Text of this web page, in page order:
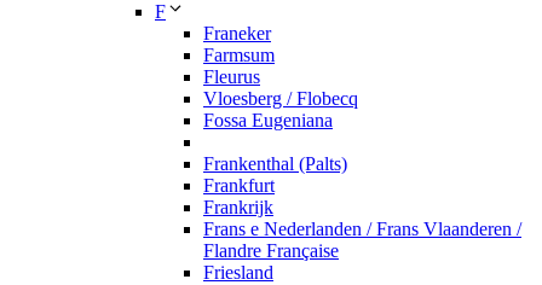
F
Franeker
Farmsum
Fleurus
Vloesberg / Flobecq
Fossa Eugeniana
Frankenthal (Palts)
Frankfurt
Frankrijk
Frans e Nederlanden / Frans Vlaanderen /
Flandre Française
Friesland